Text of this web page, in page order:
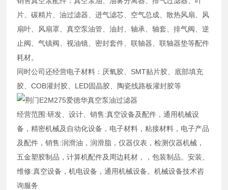
片、碳精片、油过滤器、进气滤芯、空气总成、散热风扇、风
扇叶、风扇罩、真空泵油管、油封、轴承、轴套、排气阀、逆
止阀、气镇阀、视油镜、密封套件、联轴器、联轴器垫等配件
耗材。
同时公司还经营电子材料：厌氧胶、 SMT贴片胶、底部填充
胶、COB灌封胶、 LED固晶胶、陶瓷线路板灌封胶等
经营范围:研发、设计、销售:真空设备及配件，通用机械设
备，精密机械及自动化设备，电子材料，粘接材料，电子产品
及配件，销售:润滑油，润滑脂，仪器仪表，检测仪器机械，
五金塑胶制品，计算机配件及周边耗材，，包装制品。安装、
维修:真空设备，机电设备，通用机械设备。机械设备技术咨
询服务